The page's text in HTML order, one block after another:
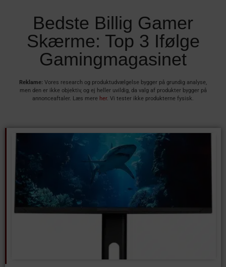
Bedste Billig Gamer
Skærme: Top 3 Ifølge
Gamingmagasinet
Reklame: Vores research og produktudvælgelse bygger på grundig analyse,
men den er ikke objektiv, og ej heller uvildig, da valg af produkter bygger på
annonceaftaler. Læs mere her. Vi tester ikke produkterne fysisk.